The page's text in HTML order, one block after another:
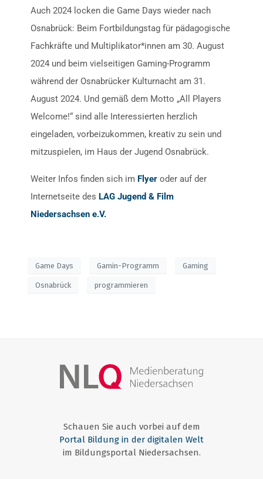
Auch 2024 locken die Game Days wieder nach
Osnabrück: Beim Fortbildungstag für pädagogische
Fachkräfte und Multiplikator*innen am 30. August
2024 und beim vielseitigen Gaming-Programm
während der Osnabrücker Kulturnacht am 31.
August 2024. Und gemäß dem Motto „All Players
Welcome!“ sind alle Interessierten herzlich
eingeladen, vorbeizukommen, kreativ zu sein und
mitzuspielen, im Haus der Jugend Osnabrück.
Weiter Infos finden sich im Flyer oder auf der
Internetseite des LAG Jugend & Film
Niedersachsen e.V.
Game Days Gamin-Programm Gaming
Osnabrück programmieren
Schauen Sie auch vorbei auf dem
Portal Bildung in der digitalen Welt
im Bildungsportal Niedersachsen.